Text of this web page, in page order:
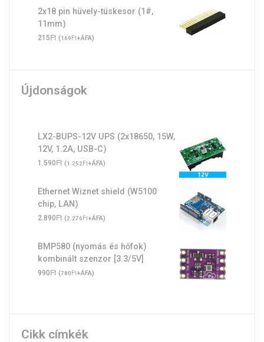
2x18 pin hüvely-tüskesor (1#,
11mm)
215Ft (169Ft+ÁFA)
Újdonságok
LX2-BUPS-12V UPS (2x18650, 15W,
12V, 1.2A, USB-C)
1.590Ft (1.252Ft+ÁFA)
Ethernet Wiznet shield (W5100
chip, LAN)
2.890Ft (2.276Ft+ÁFA)
BMP580 (nyomás és hőfok)
kombinált szenzor [3.3/5V]
990Ft (780Ft+ÁFA)
Cikk címkék